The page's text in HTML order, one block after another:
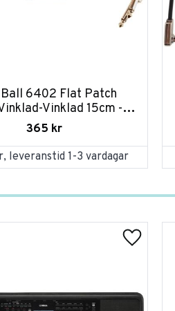
6402 Flat Patch
Vinklad 15cm -
Röd 3-pack
365 kr
leveranstid 1-3 vardagar